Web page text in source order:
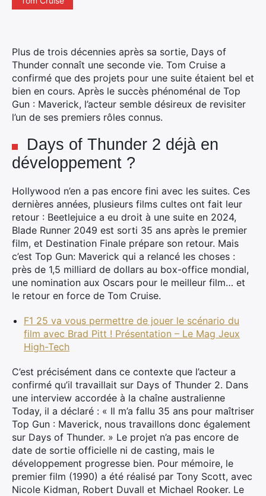
Plus de trois décennies après sa sortie, Days of
Thunder connaît une seconde vie. Tom Cruise a
confirmé que des projets pour une suite étaient bel et
bien en cours. Après le succès phénoménal de Top
Gun : Maverick, l’acteur semble désireux de revisiter
l’un de ses premiers rôles connus.
Days of Thunder 2 déjà en
développement ?
Hollywood n’en a pas encore fini avec les suites. Ces
dernières années, plusieurs films cultes ont fait leur
retour : Beetlejuice a eu droit à une suite en 2024,
Blade Runner 2049 est sorti 35 ans après le premier
film, et Destination Finale prépare son retour. Mais
c’est Top Gun: Maverick qui a relancé les choses :
près de 1,5 milliard de dollars au box-office mondial,
une nomination aux Oscars pour le meilleur film… et
le retour en force de Tom Cruise.
F1 25 va vous permettre de jouer le scénario du
film avec Brad Pitt ! Présentation – Le Mag Jeux
High-Tech
C’est précisément dans ce contexte que l’acteur a
confirmé qu’il travaillait sur Days of Thunder 2. Dans
une interview accordée à la chaîne australienne
Today, il a déclaré : « Il m’a fallu 35 ans pour maîtriser
Top Gun : Maverick, nous travaillons donc également
sur Days of Thunder. » Le projet n’a pas encore de
date de sortie officielle ni de casting, mais le
développement progresse bien. Pour mémoire, le
premier film (1990) a été réalisé par Tony Scott, avec
Nicole Kidman, Robert Duvall et Michael Rooker. Le